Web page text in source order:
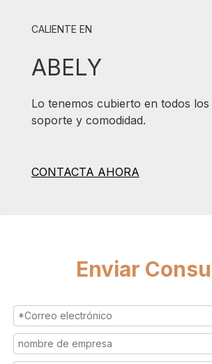
CALIENTE EN
ABELY
Lo tenemos cubierto en todos los
soporte y comodidad.
CONTACTA AHORA
Enviar